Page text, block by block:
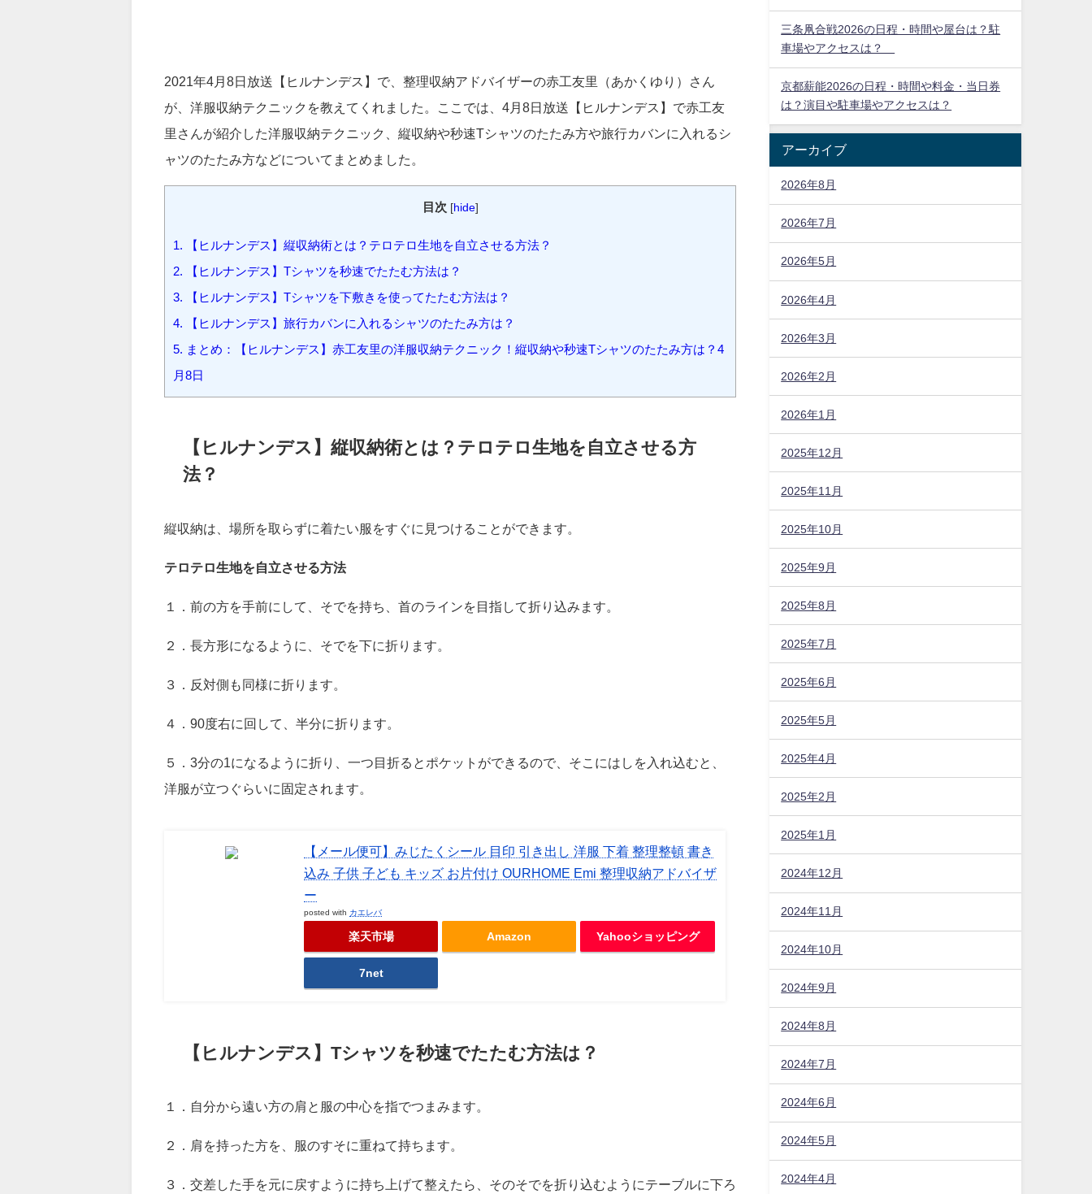
2021年4月8日放送【ヒルナンデス】で、整理収納アドバイザーの赤工友里（あかくゆり）さん
が、洋服収納テクニックを教えてくれました。ここでは、4月8日放送【ヒルナンデス】で赤工友
里さんが紹介した洋服収納テクニック、縦収納や秒速Tシャツのたたみ方や旅行カバンに入れるシ
ャツのたたみ方などについてまとめました。
目次 [hide]
1. 【ヒルナンデス】縦収納術とは？テロテロ生地を自立させる方法？
2. 【ヒルナンデス】Tシャツを秒速でたたむ方法は？
3. 【ヒルナンデス】Tシャツを下敷きを使ってたたむ方法は？
4. 【ヒルナンデス】旅行カバンに入れるシャツのたたみ方は？
5. まとめ：【ヒルナンデス】赤工友里の洋服収納テクニック！縦収納や秒速Tシャツのたたみ方は？4
月8日
【ヒルナンデス】縦収納術とは？テロテロ生地を自立させる方
法？
縦収納は、場所を取らずに着たい服をすぐに見つけることができます。
テロテロ生地を自立させる方法
１．前の方を手前にして、そでを持ち、首のラインを目指して折り込みます。
２．長方形になるように、そでを下に折ります。
３．反対側も同様に折ります。
４．90度右に回して、半分に折ります。
５．3分の1になるように折り、一つ目折るとポケットができるので、そこにはしを入れ込むと、
洋服が立つぐらいに固定されます。
【メール便可】みじたくシール 目印 引き出し 洋服 下着 整理整頓 書き
込み 子供 子ども キッズ お片付け OURHOME Emi 整理収納アドバイザ
ー
posted with カエレバ
楽天市場 Amazon Yahooショッピング
7net
【ヒルナンデス】Tシャツを秒速でたたむ方法は？
１．自分から遠い方の肩と服の中心を指でつまみます。
２．肩を持った方を、服のすそに重ねて持ちます。
３．交差した手を元に戻すように持ち上げて整えたら、そのそでを折り込むようにテーブルに下ろ
三条凧合戦2026の日程・時間や屋台は？駐
車場やアクセスは？
京都薪能2026の日程・時間や料金・当日券
は？演目や駐車場やアクセスは？
アーカイブ
2026年8月
2026年7月
2026年5月
2026年4月
2026年3月
2026年2月
2026年1月
2025年12月
2025年11月
2025年10月
2025年9月
2025年8月
2025年7月
2025年6月
2025年5月
2025年4月
2025年2月
2025年1月
2024年12月
2024年11月
2024年10月
2024年9月
2024年8月
2024年7月
2024年6月
2024年5月
2024年4月